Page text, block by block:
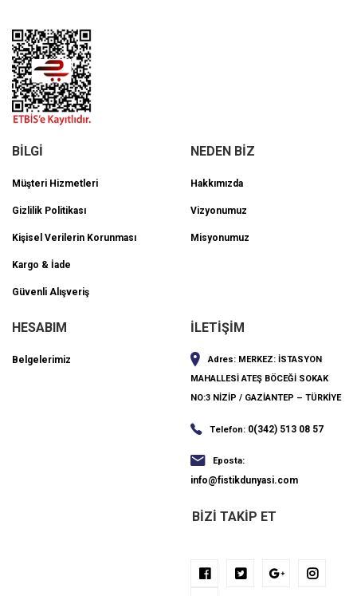
BİLGİ
Müşteri Hizmetleri
Gizlilik Politikası
Kişisel Verilerin Korunması
Kargo & İade
Güvenli Alışveriş
NEDEN BİZ
Hakkımızda
Vizyonumuz
Misyonumuz
HESABIM
Belgelerimiz
İLETİŞİM
Adres: MERKEZ: İSTASYON
MAHALLESİ ATEŞ BÖCEĞİ SOKAK
NO:3 NİZİP / GAZİANTEP – TÜRKİYE
Telefon: 0(342) 513 08 57
Eposta:
info@fistikdunyasi.com
BIZI TAKIP ET